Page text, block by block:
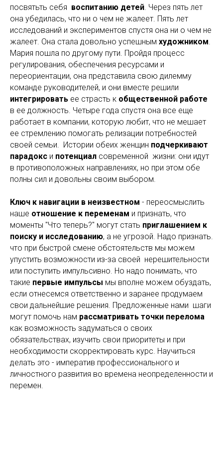
посвятьть себя воспитанию детей . Через пять лет
она убедилась, что ни о чем не жалеет. Пять лет
исследований и экспериментов спустя она ни о чем не
жалеет. Она стала довольно успешным художником
Мария пошла по другому пути. Пройдя процесс
регулирования, обеспечения ресурсами и
переориентации, она представила свою дилемму
команде руководителей, и они вместе решили
интегрировать ее страсть к общественной работе
в ее должность. Четыре года спустя она все еще
работает в компании, которую любит, что не мешает
ее стремлению помогать релизации потребностей
своей семьи. Истории обеих женщин подчеркивают
парадокс и потенциал современной жизни: они идут
в противоположных направлениях, но при этом обе
полны сил и довольны своим выбором.
Ключ к навигации в неизвестном - переосмыслить
наше отношение к переменам и признать, что
моменты "Что теперь?" могут стать приглашением к
поиску и исследованию, а не угрозой. Надо признать.
что при быстрой смене обстоятельств мы можем
упустить возможности из-за своей нерешительности
или поступить импульсивно. Но надо понимать, что
такие первые импульсы мы вполне можем обуздать,
если отнесемся ответственно и заранее продумаем
свои дальнейшие решения. Предложенные нами шаги
могут помочь нам рассматривать точки перелома
как возможность задуматься о своих
обязательствах, изучить свои приоритеты и при
необходимости скорректировать курс. Научиться
делать это - императив профессионального и
личностного развития во времена неопределенности и
перемен.